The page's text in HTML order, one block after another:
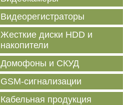
Видеорегистраторы
Жесткие диски HDD и
накопители
Домофоны и СКУД
GSM-сигнализации
Кабельная продукция